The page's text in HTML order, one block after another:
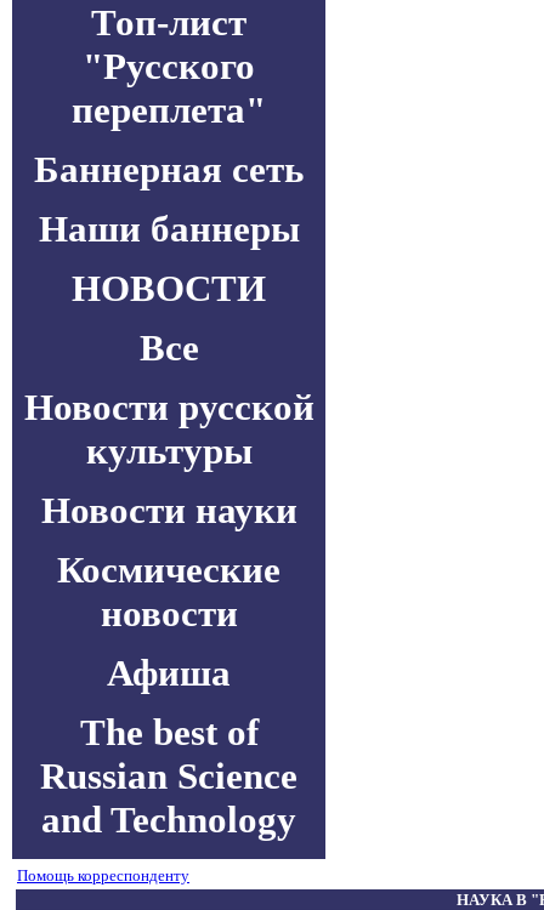
Топ-лист
"Русского
переплета"
Баннерная сеть
Наши баннеры
НОВОСТИ
Все
Новости русской
культуры
Новости науки
Космические
новости
Афиша
The best of
Russian Science
and Technology
Помощь корреспонденту
НАУКА В